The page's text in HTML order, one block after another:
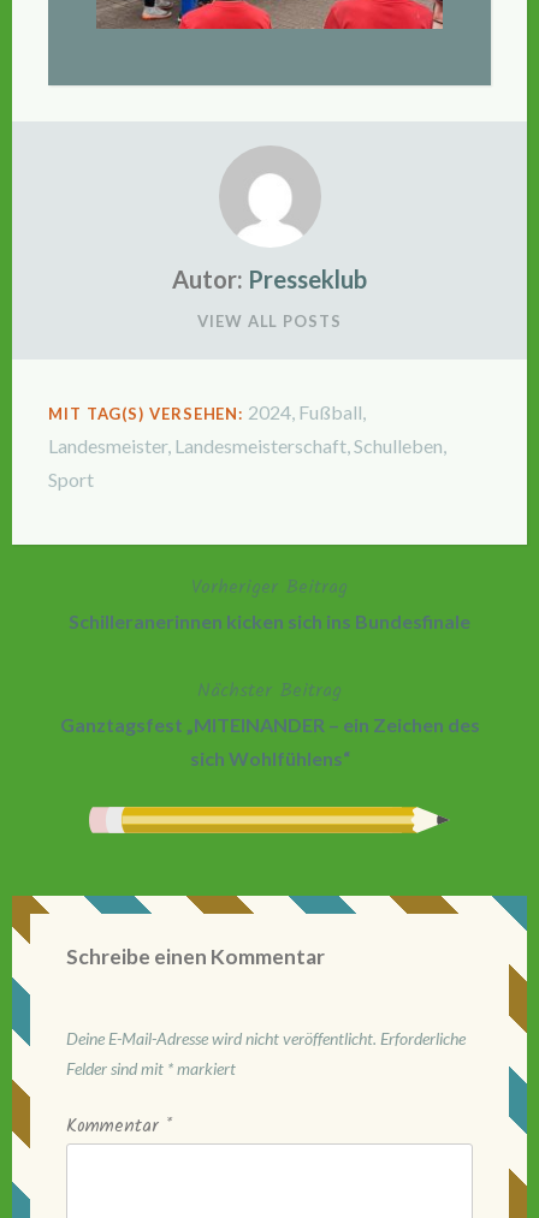
Autor: Presseklub
VIEW ALL POSTS
MIT TAG(S) VERSEHEN: 2024 Fußball
Landesmeister, Landesmeisterschaft Schulleben
Sport
BeitragsnavigationVorheriger Beitrag
Schilleranerinnen kicken sich ins Bundesfinale
Nächster Beitrag
Ganztagsfest „MITEINANDER – ein Zeichen des
sich Wohlfühlens“
Schreibe einen Kommentar
Deine E-Mail-Adresse wird nicht veröffentlicht. Erforderliche
Felder sind mit *markiert
Kommentar *